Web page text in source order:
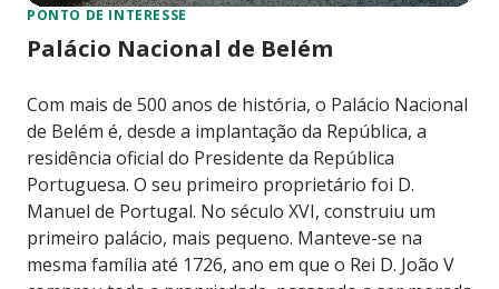
PONTO DE INTERESSE
Palácio Nacional de Belém
Com mais de 500 anos de história, o Palácio Nacional
de Belém é, desde a implantação da República, a
residência oficial do Presidente da República
Portuguesa. O seu primeiro proprietário foi D.
Manuel de Portugal. No século XVI, construiu um
primeiro palácio, mais pequeno. Manteve-se na
mesma família até 1726, ano em que o Rei D. João V